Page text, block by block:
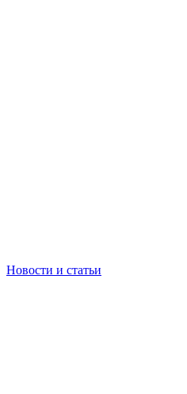
Новости и статьи